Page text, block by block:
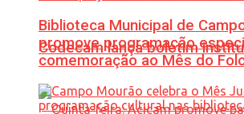
Codecam lança boletim
Biblioteca Municipal de
promove programação
comemoração ao Mês do